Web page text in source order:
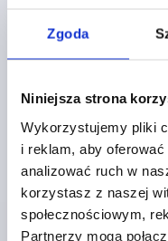
Zgoda
Niniejsza strona
Wykorzystujemy pliki
i reklam, aby
analizować ruch w
korzystasz z naszej
społecznościowym,
Partnerzy mogą
ROZSTAW
158,87 PLN
plus VAT